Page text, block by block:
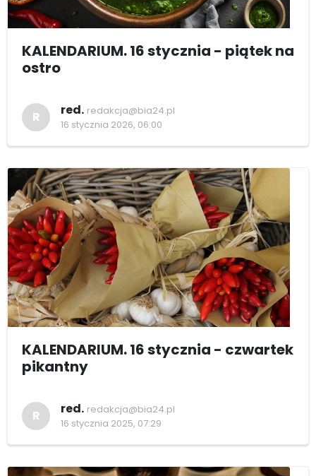
KALENDARIUM. 16 stycznia - piątek na
ostro
R red. redakcja@bia24.pl
16 stycznia 2026, 06:00
KALENDARIUM. 16 stycznia - czwartek
pikantny
R red. redakcja@bia24.pl
16 stycznia 2025, 07:29